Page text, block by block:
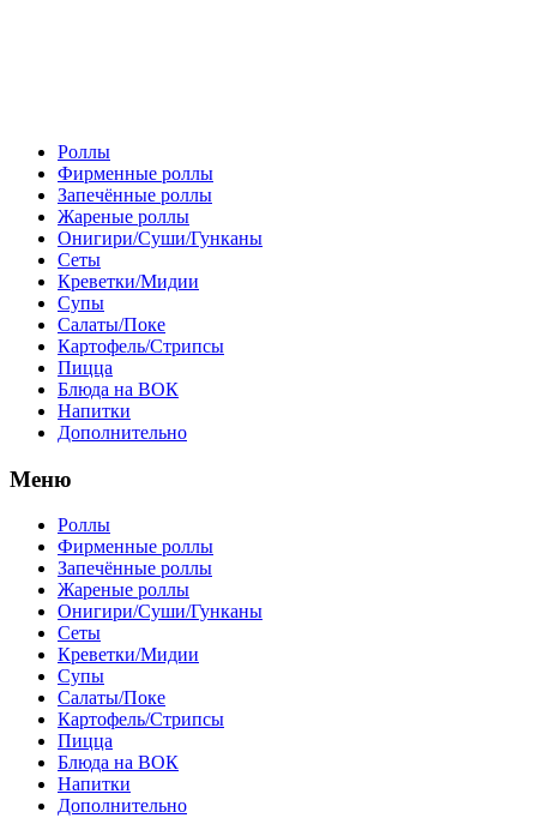
Роллы
Фирменные роллы
Запечённые роллы
Жареные роллы
Онигири/Суши/Гунканы
Сеты
Креветки/Мидии
Супы
Салаты/Поке
Картофель/Стрипсы
Пицца
Блюда на ВОК
Напитки
Дополнительно
Меню
Роллы
Фирменные роллы
Запечённые роллы
Жареные роллы
Онигири/Суши/Гунканы
Сеты
Креветки/Мидии
Супы
Салаты/Поке
Картофель/Стрипсы
Пицца
Блюда на ВОК
Напитки
Дополнительно